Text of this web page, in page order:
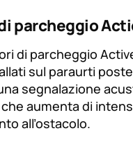
parcheggio
di parcheggio
sul paraurti
segnalazione
aumenta di
all’ostacolo.